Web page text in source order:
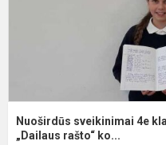
Nuoširdūs sveikinimai 4e
„Dailaus rašto“ ko...